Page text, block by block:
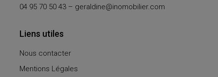
04 95 70 50 43 – geraldine@inomobilier.com
Liens utiles
Nous contacter
Mentions Légales